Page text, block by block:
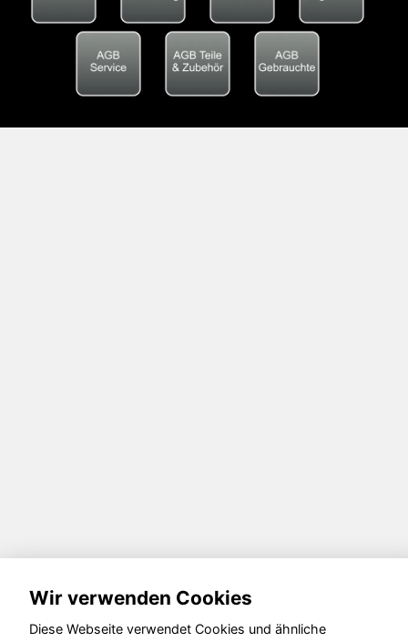
Wir verwenden Cookies
Diese Webseite verwendet Cookies und ähnliche